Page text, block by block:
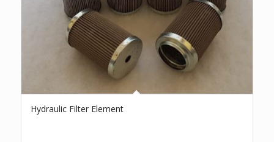
Hydraulic Filter Element